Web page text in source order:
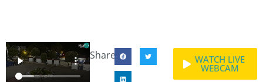
Share: WATCH LIVE
WEBCAM